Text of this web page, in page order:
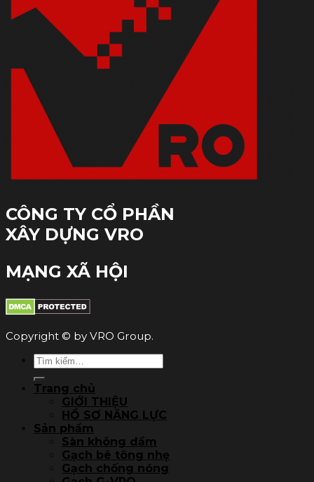
CÔNG TY CỔ PHẦN
XÂY DỰNG VRO
MẠNG XÃ HỘI
Copyright © by VRO Group.
Tìm
kiếm:
Trang chủ
GIỚI THIỆU
HỒ SƠ NĂNG LỰC
Sản phẩm
Sàn không dầm
Gạch bê tông nhẹ
Gạch chống nóng